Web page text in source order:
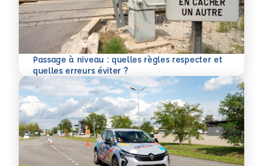
Passage à niveau : quelles règles respecter et
quelles erreurs éviter ?
En savoir plus